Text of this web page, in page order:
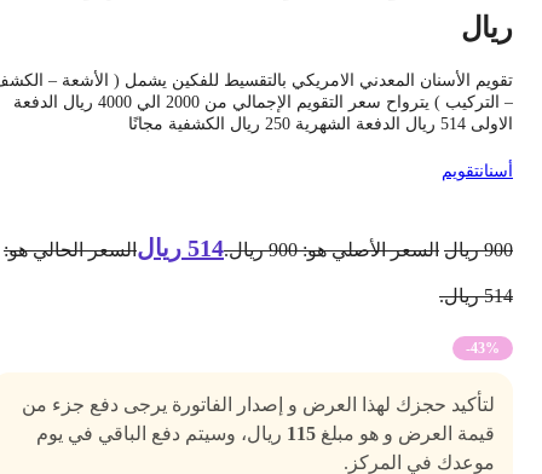
الأسنان المعدني الامريكي بالتقسيط للفكين يشمل ( الأشعة – الكشف
– التركيب ) يترواح سعر التقويم الإجمالي من 2000 الي 4000 ريال الدفعة
ريال الدفعة الشهرية 250 ريال الكشفية مجانًا
تقويم
ريال السعر الأصلي هو: 900 ريال. 514 ريال السعر الحالي هو:
-43%
لتأكيد حجزك لهذا العرض و إصدار الفاتورة يرجى دفع جزء من
قيمة العرض و هو مبلغ115 ريال، وسيتم دفع الباقي في يوم
موعدك في المركز.